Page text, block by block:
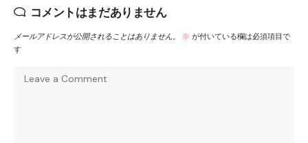
コメントはまだありません
メールアドレスが公開されることはありません。 ※ が付いている欄は必須項目で
す